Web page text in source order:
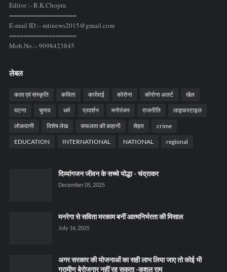
Editor :- R.K.Chopra
===================
E-mail ID :- mtinews2015@gmail.com
===================
Mob.No.:- 9098423845
लेबल
कला एवं संस्कृति कविता कार्रवाई कोरोना कोरोना अलर्ट खेल
घटना चुनाव धर्म प्रदर्शन मनोरंजन राजनीति लाइफस्टाइल
लोकवाणी विशेष लेख सफलता की कहानी सेहत crime
EDUCATION INTERNATIONAL NATIONAL regional
दिव्यांगजन जीवन के सच्चे योद्धा - चंद्राकर
December 05, 2025
मनरेगा से सविता मरकाम बनीं आत्मनिर्भरता की मिसाल
July 16, 2025
अगर सरकार की योजनाओं का सही लाभ लिया जाए तो कोई भी
ग्रामीण बेरोजगार नहीं रह सकता -कुशल राम